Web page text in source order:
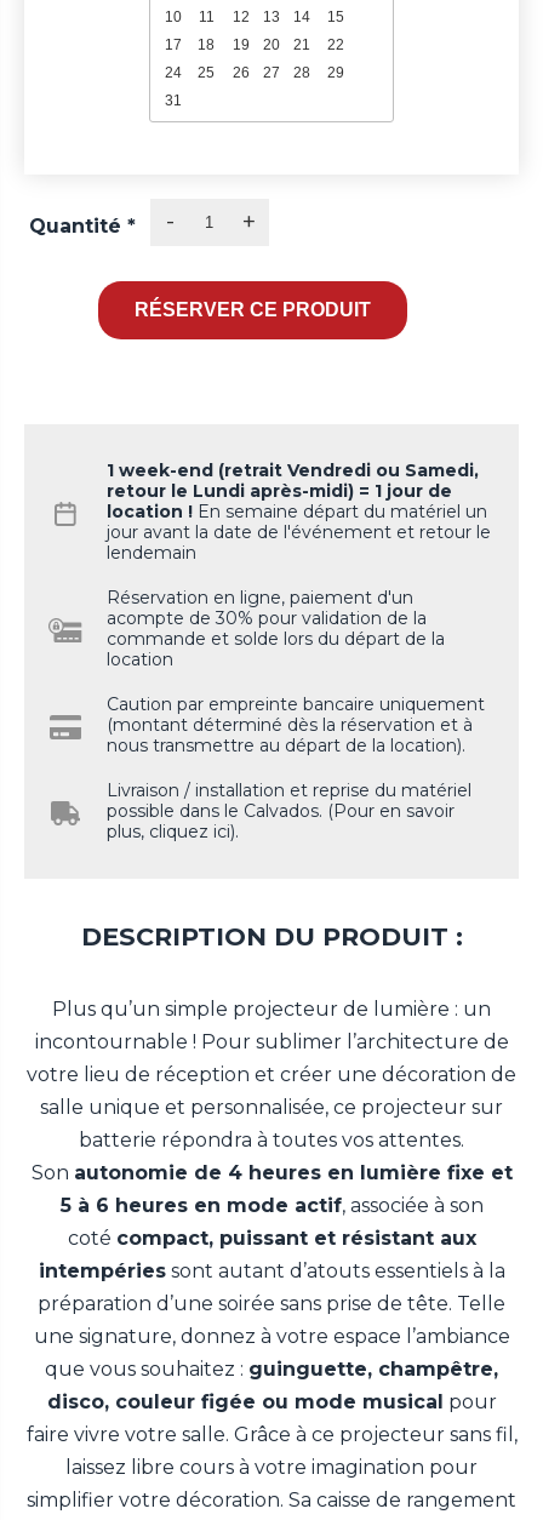
10
11 12 13 14 15
17
18 19 20 21 22
24
25 26 27 28 29
31
Quantité * - +
1 week-end (retrait Vendredi ou Samedi,
retour le Lundi après-midi) = 1 jour de
location ! En semaine départ du matériel un
jour avant la date de l'événement et retour le
lendemain
Réservation en ligne, paiement d'un
acompte de 30% pour validation de la
commande et solde lors du départ de la
location
Caution par empreinte bancaire uniquement
(montant déterminé dès la réservation et à
nous transmettre au départ de la location).
Livraison / installation et reprise du matériel
possible dans le Calvados. (Pour en savoir
plus, cliquez ici).
DESCRIPTION DU PRODUIT :
Plus qu’un simple projecteur de lumière : un
incontournable ! Pour sublimer l’architecture de
votre lieu de réception et créer une décoration de
salle unique et personnalisée, ce projecteur sur
batterie répondra à toutes vos attentes.
Son autonomie de 4 heures en lumière fixe et
5 à 6 heures en mode actif, associée à son
coté compact, puissant et résistant aux
intempériessont autant d’atouts essentiels à la
préparation d’une soirée sans prise de tête. Telle
une signature, donnez à votre espace l’ambiance
que vous souhaitez : guinguette, champêtre,
disco, couleur figée ou mode musical pour
faire vivre votre salle. Grâce à ce projecteur sans fil,
laissez libre cours à votre imagination pour
simplifier votre décoration. Sa caisse de rangement